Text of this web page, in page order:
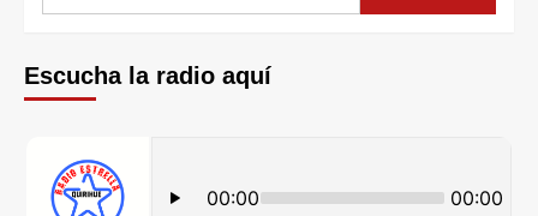
Escucha la radio aquí